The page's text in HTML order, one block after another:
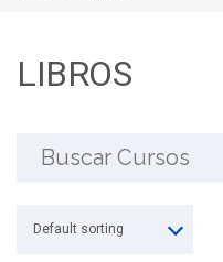
LIBROS
Buscar:
Default sorting